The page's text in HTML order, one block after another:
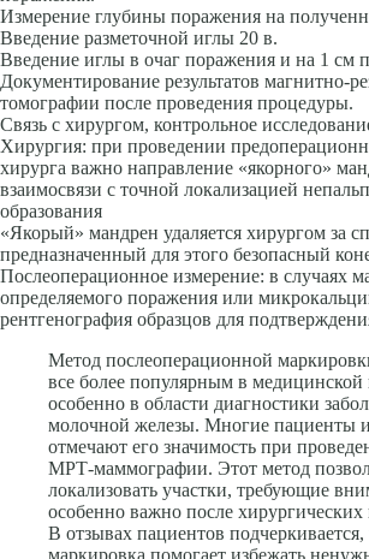
Измерение глубины поражения на
Введение разметочной иглы 20 в.
Введение иглы в очаг поражения и на 1 см
Документирование результатов магнитно-
томографии по­сле проведения процедуры.
Связь с хирургом, контрольное
Хирургия: при проведении
хирурга важ­но направление «якорного»
взаимосвязи с точной локализацией
образования
«Якорый» мандрен удаляется хирургом за
предназначенный для этого безопасный
Послеоперационное измерение: в случаях
определяемого поражения или
рентгенография образцов для
Метод послеоперационной
все более популярным в медицинской
особенно в области диагностики
молочной железы. Многие пациенты
отмечают его значимость при
МРТ-маммографии. Этот метод
локализовать участки, требующие
особенно важно после хирургических
В отзывах пациентов подчеркивается,
маркировка помогает избежать